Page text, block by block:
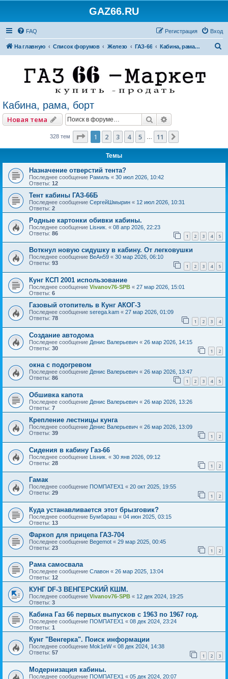
GAZ66.RU
FAQ Вход
Регистрация
На главную Список форумов Железо ГАЗ-66 Кабина, рама, борт
Кабина, рама, борт
Новая тема Поиск
328 тем Страница из 11
1 2 3 4 5 11
Темы
Назначение отверстий тента?
Последнее сообщение Рамиль « 30 июл 2026, 10:42
Ответы: 12
Тент кабины ГАЗ-66Б
Последнее сообщение СергейШмырин « 12 июл 2026, 10:31
Ответы: 2
Родные картонки обивки кабины.
Последнее сообщение Lisник. « 08 апр 2026, 22:23
Ответы: 86 1 2 3 4 5
Воткнул новую сидушку в кабину. От легковушки
Последнее сообщение ВеАн59 « 30 мар 2026, 06:10
Ответы: 93 1 2 3 4 5
Кунг КСП 2001 использование
Последнее сообщение Vivanov76-SPB « 27 мар 2026, 15:01
Ответы: 6
Газовый отопитель в Кунг АКОГ-3
Последнее сообщение serega.kam « 27 мар 2026, 01:09
Ответы: 78 1 2 3 4
Создание автодома
Последнее сообщение Денис Валерьевич « 26 мар 2026, 14:15
Ответы: 30 1 2
окна с подогревом
Последнее сообщение Денис Валерьевич « 26 мар 2026, 13:47
Ответы: 86 1 2 3 4 5
Обшивка капота
Последнее сообщение Денис Валерьевич « 26 мар 2026, 13:26
Ответы: 7
Крепление лестницы кунга
Последнее сообщение Денис Валерьевич « 26 мар 2026, 13:09
Ответы: 39 1 2
Сидения в кабину Газ-66
Последнее сообщение Lisник. « 30 янв 2026, 09:12
Ответы: 28 1 2
Гамак
Последнее сообщение ПОМПАТЕХ1 « 20 окт 2025, 19:55
Ответы: 29 1 2
Куда устанавливается этот брызговик?
Последнее сообщение Бумбараш « 04 июн 2025, 03:15
Ответы: 13
Фаркоп для прицепа ГАЗ-704
Последнее сообщение Begemot « 29 мар 2025, 00:45
Ответы: 23 1 2
Рама самосвала
Последнее сообщение Славон « 26 мар 2025, 13:04
Ответы: 12
КУНГ DF-3 ВЕНГЕРСКИЙ КШМ.
Последнее сообщение Vivanov76-SPB « 12 дек 2024, 19:25
Ответы: 3
Кабина Газ 66 первых выпусков с 1963 по 1967 год.
Последнее сообщение ПОМПАТЕХ1 « 08 дек 2024, 23:24
Ответы: 1
Кунг "Венгерка". Поиск информации
Последнее сообщение Mok1eW« 08 дек 2024, 14:38
Ответы: 57 1 2 3
Модернизация кабины.
Последнее сообщение ПОМПАТЕХ1 « 05 дек 2024, 20:07